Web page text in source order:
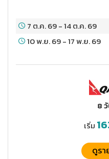
7 ต.ค. 69-14 ต.ค. 69
10 พ.ย. 69-17 พ.ย. 69
8
เริ่ม
ดูรา